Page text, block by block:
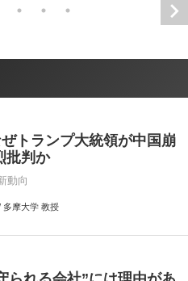
トランプ大統領が中国崩
批判か
動向
摩大学 教授